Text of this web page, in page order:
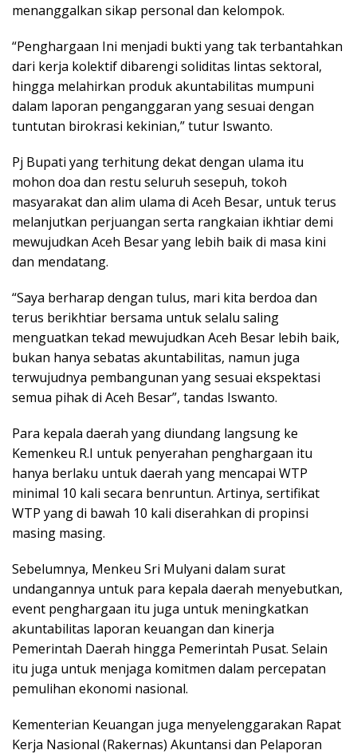
menanggalkan sikap personal dan kelompok.
“Penghargaan Ini menjadi bukti yang tak terbantahkan
dari kerja kolektif dibarengi soliditas lintas sektoral,
hingga melahirkan produk akuntabilitas mumpuni
dalam laporan penganggaran yang sesuai dengan
tuntutan birokrasi kekinian,” tutur Iswanto.
Pj Bupati yang terhitung dekat dengan ulama itu
mohon doa dan restu seluruh sesepuh, tokoh
masyarakat dan alim ulama di Aceh Besar, untuk terus
melanjutkan perjuangan serta rangkaian ikhtiar demi
mewujudkan Aceh Besar yang lebih baik di masa kini
dan mendatang.
“Saya berharap dengan tulus, mari kita berdoa dan
terus berikhtiar bersama untuk selalu saling
menguatkan tekad mewujudkan Aceh Besar lebih baik,
bukan hanya sebatas akuntabilitas, namun juga
terwujudnya pembangunan yang sesuai ekspektasi
semua pihak di Aceh Besar”, tandas Iswanto.
Para kepala daerah yang diundang langsung ke
Kemenkeu R.I untuk penyerahan penghargaan itu
hanya berlaku untuk daerah yang mencapai WTP
minimal 10 kali secara benruntun. Artinya, sertifikat
WTP yang di bawah 10 kali diserahkan di propinsi
masing masing.
Sebelumnya, Menkeu Sri Mulyani dalam surat
undangannya untuk para kepala daerah menyebutkan,
event penghargaan itu juga untuk meningkatkan
akuntabilitas laporan keuangan dan kinerja
Pemerintah Daerah hingga Pemerintah Pusat. Selain
itu juga untuk menjaga komitmen dalam percepatan
pemulihan ekonomi nasional.
Kementerian Keuangan juga menyelenggarakan Rapat
Kerja Nasional (Rakernas) Akuntansi dan Pelaporan